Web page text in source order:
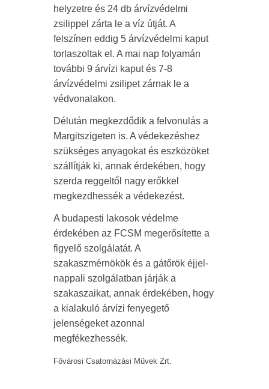
helyzetre és 24 db árvízvédelmi
zsilippel zárta le a víz útját. A
felszínen eddig 5 árvízvédelmi kaput
torlaszoltak el. A mai nap folyamán
további 9 árvízi kaput és 7-8
árvízvédelmi zsilipet zárnak le a
védvonalakon.
Délután megkezdődik a felvonulás a
Margitszigeten is. A védekezéshez
szükséges anyagokat és eszközöket
szállítják ki, annak érdekében, hogy
szerda reggeltől nagy erőkkel
megkezdhessék a védekezést.
A budapesti lakosok védelme
érdekében az FCSM megerősítette a
figyelő szolgálatát. A
szakaszmérnökök és a gátőrök éjjel-
nappali szolgálatban járják a
szakaszaikat, annak érdekében, hogy
a kialakuló árvízi fenyegető
jelenségeket azonnal
megfékezhessék.
Fővárosi Csatornázási Művek Zrt.